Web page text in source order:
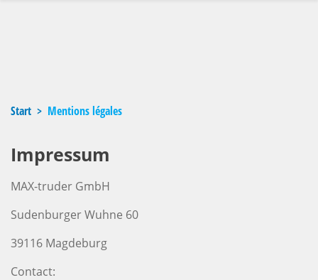
Start Mentions légales
Impressum
MAX-truder GmbH
Sudenburger Wuhne 60
39116 Magdeburg
Contact: